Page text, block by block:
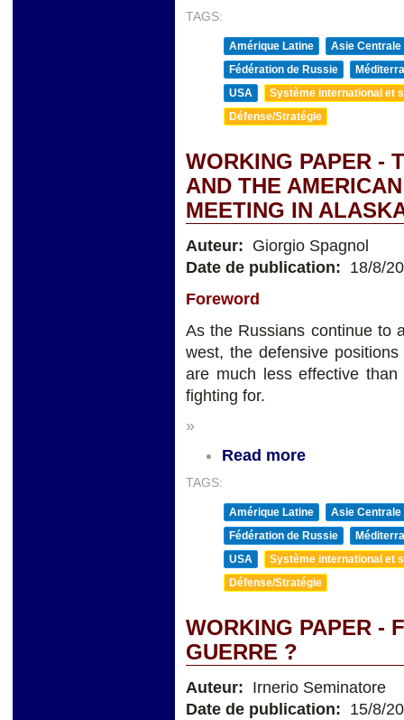
TAGS:
Amérique Latine
Asie Centrale
Fédération de Russie
USA
Système international et
Défense/Stratégie
WORKING PAPER -
AND THE
MEETING IN
Auteur: Giorgio Spagnol
Date de publication: 18/8/
Foreword
As the Russians continue to
west, the defensive
are much less effective
fighting for.
»
Read more
TAGS:
Amérique Latine
Asie Centrale
Fédération de Russie
USA
Système international et
Défense/Stratégie
WORKING PAPER -
GUERRE ?
Auteur: Irnerio Seminatore
Date de publication: 15/8/